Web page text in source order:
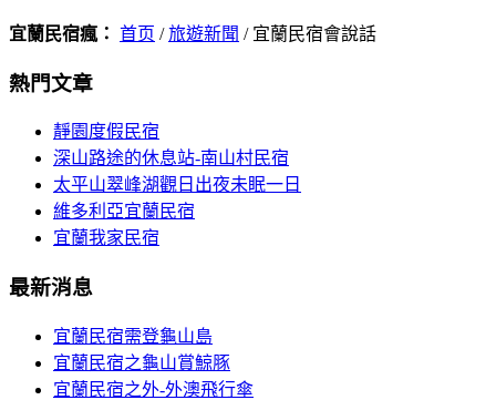
宜蘭民宿瘋： 首页 /旅遊新聞 / 宜蘭民宿會說話
熱門文章
靜園度假民宿
深山路途的休息站-南山村民宿
太平山翠峰湖觀日出夜未眠一日
維多利亞宜蘭民宿
宜蘭我家民宿
最新消息
宜蘭民宿需登龜山島
宜蘭民宿之龜山賞鯨豚
宜蘭民宿之外-外澳飛行傘